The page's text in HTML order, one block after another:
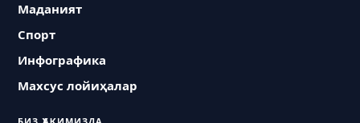
Маданият
Спорт
Инфографика
Махсус лойиҳалар